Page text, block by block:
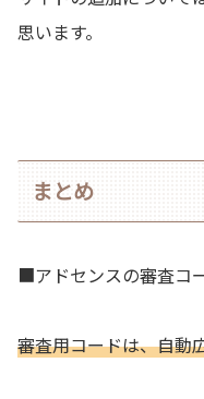
思います。
まとめ
■アドセンスの審査コ
審査用コードは、自動